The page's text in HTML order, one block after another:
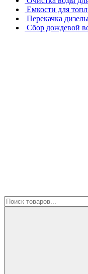
Емкости для
Перекачка
Сбор дождевой